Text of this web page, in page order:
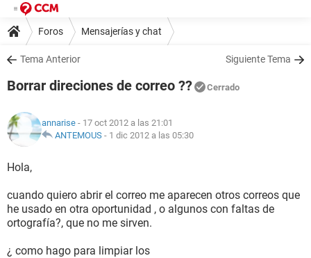
Foros Mensajerías y chat
Tema Anterior Siguiente Tema
Borrar direciones de correo ?? Cerrado
annarise - 17 oct 2012 a las 21:01
ANTEMOUS - 1 dic 2012 a las 05:30
Hola,
cuando quiero abrir el correo me aparecen otros correos que
he usado en otra oportunidad , o algunos con faltas de
ortografía?, que no me sirven.
¿ como hago para limpiar los